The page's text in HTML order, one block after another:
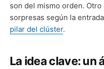
son del mismo orden.
sorpresas según la
pilar del clúster.
La idea clave: un